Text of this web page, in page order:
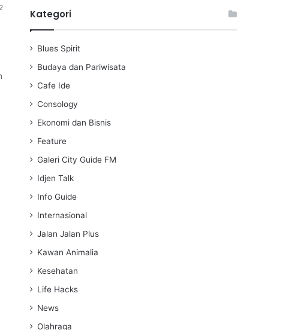
y
i
Kategori
Blues Spirit
Budaya dan Pariwisata
Cafe Ide
Consology
Ekonomi dan Bisnis
Feature
Galeri City Guide FM
Idjen Talk
Info Guide
Internasional
Jalan Jalan Plus
Kawan Animalia
Kesehatan
Life Hacks
News
Olahraga